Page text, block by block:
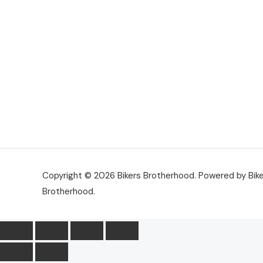
Copyright © 2026 Bikers Brotherhood. Powered by
Brotherhood.